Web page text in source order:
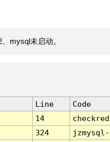
mysql未启动。
Line
Code
14
324